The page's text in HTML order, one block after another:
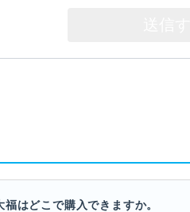
はどこで購入できますか。